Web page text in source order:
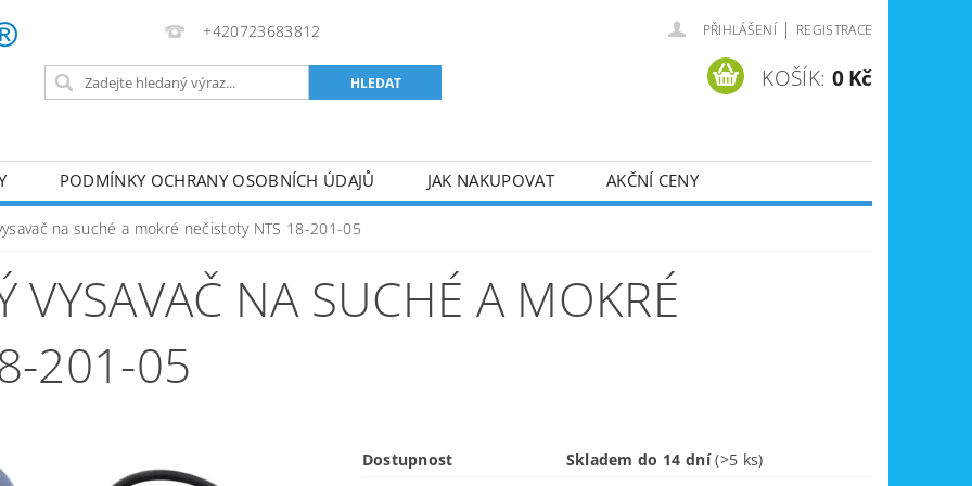
+420723683812 PŘIHLÁŠENÍ | REGISTRACE
KOŠÍK: 0 Kč
PODMÍNKY OCHRANY OSOBNÍCH ÚDAJŮ JAK NAKUPOVAT
AKČNÍ CENY
AKUMULÁTOROVÉ NÁŘADÍ PILY
RUČNÍ NÁŘADÍ AKU NÁŘADÍ STAVEBNÍ STROJE
ÚKLIDOVÁ TECHNIKA
na suché a mokré nečistoty NTS 18-201-05
NA SUCHÉ A MOKRÉ
201-05
Dostupnost Skladem do 14 dní(>5 ks)